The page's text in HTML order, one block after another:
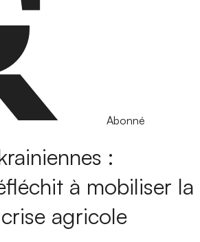
Abonné
:
à mobiliser la
agricole